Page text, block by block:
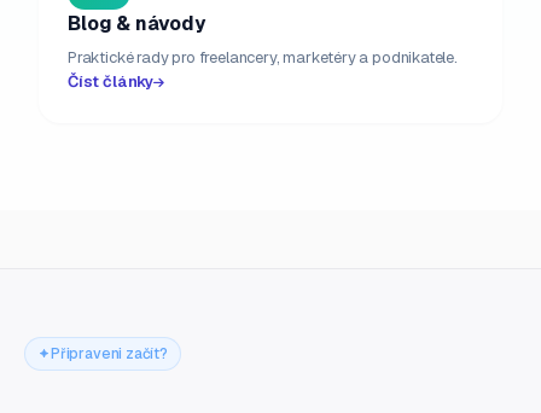
Blog & návody
Praktické rady pro freelancery, marketéry a podnikatele.
Číst články
Připraveni začít?